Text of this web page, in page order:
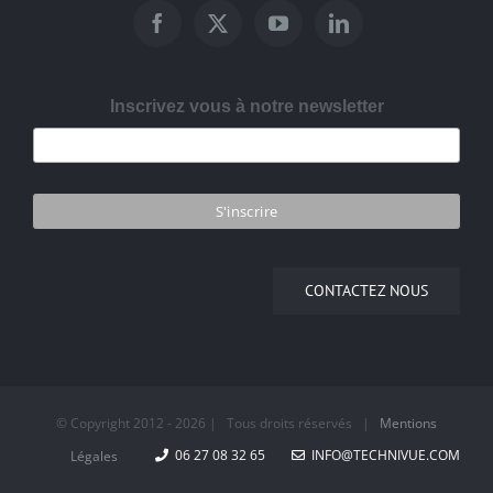
Inscrivez vous à notre newsletter
CONTACTEZ NOUS
© Copyright 2012 - 2026 | Tous droits réservés | Mentions
Légales
06 27 08 32 65 INFO@TECHNIVUE.COM